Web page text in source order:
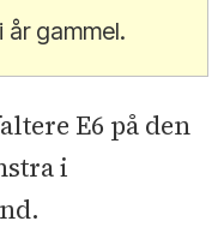
år gammel.
E6 på den
i